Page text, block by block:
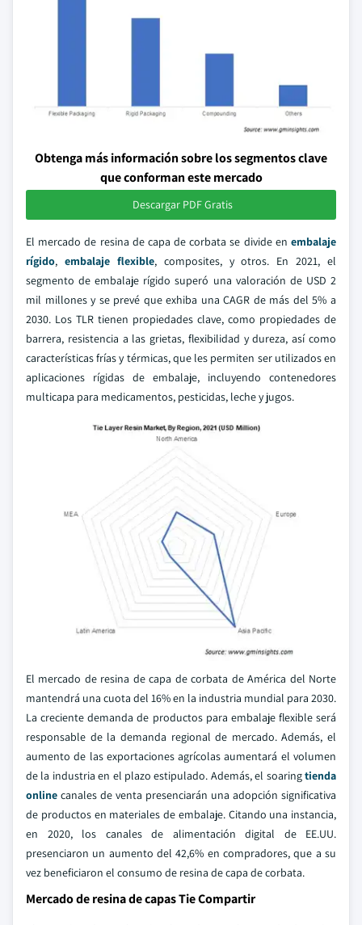
Obtenga más información sobre los segmentos clave
que conforman este mercado
Descargar PDF Gratis
El mercado de resina de capa de corbata se divide en embalaje
rígido, embalaje flexible, composites, y otros. En 2021, el
segmento de embalaje rígido superó una valoración de USD 2
mil millones y se prevé que exhiba una CAGR de más del 5% a
2030. Los TLR tienen propiedades clave, como propiedades de
barrera, resistencia a las grietas, flexibilidad y dureza, así como
características frías y térmicas, que les permiten ser utilizados en
aplicaciones rígidas de embalaje, incluyendo contenedores
multicapa para medicamentos, pesticidas, leche y jugos.
El mercado de resina de capa de corbata de América del Norte
mantendrá una cuota del 16% en la industria mundial para 2030.
La creciente demanda de productos para embalaje flexible será
responsable de la demanda regional de mercado. Además, el
aumento de las exportaciones agrícolas aumentará el volumen
de la industria en el plazo estipulado. Además, el soaringtienda
online canales de venta presenciarán una adopción significativa
de productos en materiales de embalaje. Citando una instancia,
en 2020, los canales de alimentación digital de EE.UU.
presenciaron un aumento del 42,6% en compradores, que a su
vez beneficiaron el consumo de resina de capa de corbata.
Mercado de resina de capas Tie Compartir